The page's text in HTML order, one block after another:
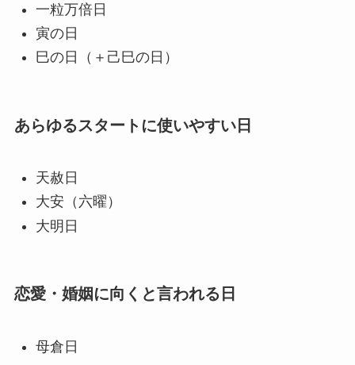
一粒万倍日
寅の日
巳の日（＋己巳の日）
あらゆるスタートに使いやすい日
天赦日
大安（六曜）
大明日
恋愛・婚姻に向くと言われる日
母倉日